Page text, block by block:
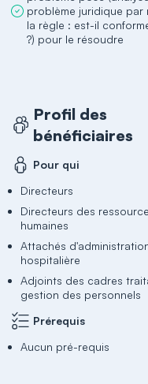
problème juridique
la règle : est-il
?) pour le résoudre
Profil des
bénéficiaires
Pour qui
Directeurs
Directeurs des
humaines
Attachés
hospitalière
Adjoints des cadres
gestion des personnels
Prérequis
Aucun pré-requis